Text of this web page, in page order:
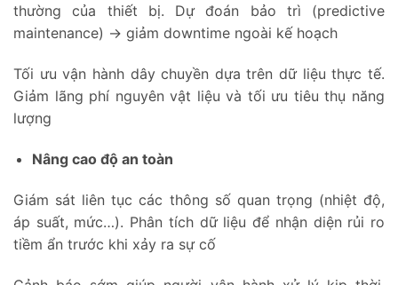
thường của thiết bị. Dự đoán bảo trì (predictive
maintenance) → giảm downtime ngoài kế hoạch
Tối ưu vận hành dây chuyền dựa trên dữ liệu thực tế.
Giảm lãng phí nguyên vật liệu và tối ưu tiêu thụ năng
lượng
Nâng cao độ an toàn
Giám sát liên tục các thông số quan trọng (nhiệt độ,
áp suất, mức…). Phân tích dữ liệu để nhận diện rủi ro
tiềm ẩn trước khi xảy ra sự cố